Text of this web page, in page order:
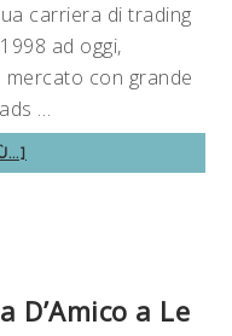
carriera di trading
ad oggi,
con grande
…
a Le